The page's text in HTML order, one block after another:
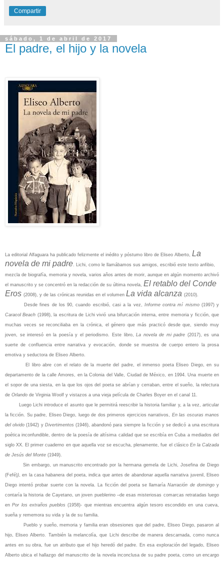
Compartir
sábado, 1 de abril de 2017
El padre, el hijo y la novela
La editorial Alfaguara ha publicado felizmente el inédito y póstumo libro de Eliseo Alberto, La
novela de mi padre. Lichi, como le llamábamos sus amigos, escribió este texto anfibio,
mezcla de biografía, memoria y novela, varios años antes de morir, aunque en algún momento archivó
el manuscrito y se concentró en la redacción de su última novela, El retablo del Conde
Eros (2008), y de las crónicas reunidas en el volumen La vida alcanza (2010).
Desde fines de los 90, cuando escribió, casi a la vez, Informe contra mí mismo (1997) y
Caracol Beach (1998), la escritura de Lichi vivió una bifurcación interna, entre memoria y ficción, que
muchas veces se reconciliaba en la crónica, el género que más practicó desde que, siendo muy
joven, se interesó en la poesía y el periodismo. Este libro,La novela de mi padre (2017), es una
suerte de confluencia entre narrativa y evocación, donde se muestra de cuerpo entero la prosa
emotiva y seductora de Eliseo Alberto.
El libro abre con el relato de la muerte del padre, el inmenso poeta Eliseo Diego, en su
departamento de la calle Amores, en la Colonia del Valle, Ciudad de México, en 1994. Una muerte en
el sopor de una siesta, en la que los ojos del poeta se abrían y cerraban, entre el sueño, la relectura
de Orlando de Virginia Woolf y vistazos a una vieja película de Charles Boyer en el canal 11.
Luego Lichi introduce el asunto que le permitirá reescribir la historia familiar y, a la vez, articular
la ficción. Su padre, Eliseo Diego, luego de dos primeros ejercicios narrativos, En las oscuras manos
del olvido(1942) y Divertimentos (1946), abandonó para siempre la ficción y se dedicó a una escritura
poética inconfundible, dentro de la poesía de altísima calidad que se escribía en Cuba a mediados del
siglo XX. El primer cuaderno en que aquella voz se escucha, plenamente, fue el clásico En la Calzada
de Jesús del Monte (1949).
Sin embargo, un manuscrito encontrado por la hermana gemela de Lichi, Josefina de Diego
(Fefé)), en la casa habanera del poeta, indica que antes de abandonar aquella narrativa juvenil, Eliseo
Diego intentó probar suerte con la novela. La ficción del poeta se llamaríaNarración de domingoy
contaría la historia de Cayetano, un joven pueblerino –de esas misteriosas comarcas retratadas luego
enPor los extraños pueblos(1958)- que mientras encuentra algún tesoro escondido en una cueva,
sueña y rememora su vida y la de su familia.
Pueblo y sueño, memoria y familia eran obsesiones que del padre, Eliseo Diego, pasaron al
hijo, Eliseo Alberto. También la melancolía, que Lichi describe de manera descarnada, como nunca
antes en su obra, fue un atributo que el hijo heredó del padre. En esa exploración del legado, Eliseo
Alberto ubica el hallazgo del manuscrito de la novela inconclusa de su padre poeta, como un encargo